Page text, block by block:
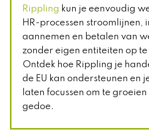
Rippling kun je eenvoudig
HR-processen stroomlijnen,
aannemen en betalen van
zonder eigen entiteiten op te
Ontdek hoe Rippling je
de EU kan ondersteunen en
laten focussen om te
gedoe.